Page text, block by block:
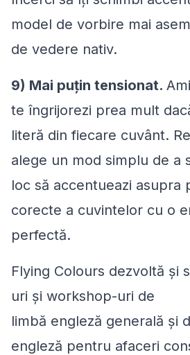
model de vorbire mai
de vedere nativ.
9) Mai puțin tensionat.
te îngrijorezi prea mult
literă din fiecare cuvânt.
alege un mod simplu de a
loc să accentueazi asupra
corecte a cuvintelor cu o
perfectă.
Flying Colours dezvoltă și
uri și workshop-uri de
limbă engleză generală și
engleză pentru afaceri